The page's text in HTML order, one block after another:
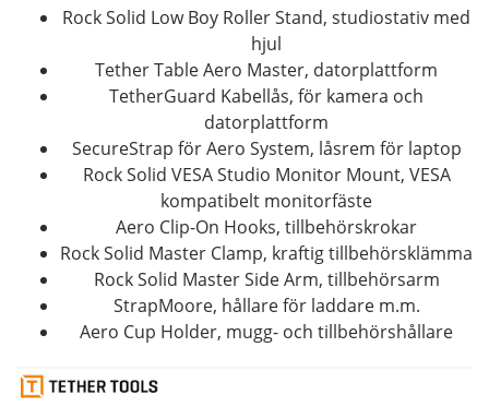
Rock Solid Low Boy Roller Stand, studiostativ med
hjul
Tether Table Aero Master, datorplattform
TetherGuard Kabellås, för kamera och
datorplattform
SecureStrap för Aero System, låsrem för laptop
Rock Solid VESA Studio Monitor Mount, VESA
kompatibelt monitorfäste
Aero Clip-On Hooks, tillbehörskrokar
Rock Solid Master Clamp, kraftig tillbehörsklämma
Rock Solid Master Side Arm, tillbehörsarm
StrapMoore, hållare för laddare m.m.
Aero Cup Holder, mugg- och tillbehörshållare